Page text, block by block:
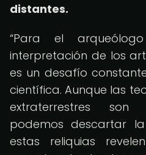
distantes.
Para el
interpretación de los
es un desafío
científica. Aunque las
extraterrestres son
podemos descartar
estas reliquias